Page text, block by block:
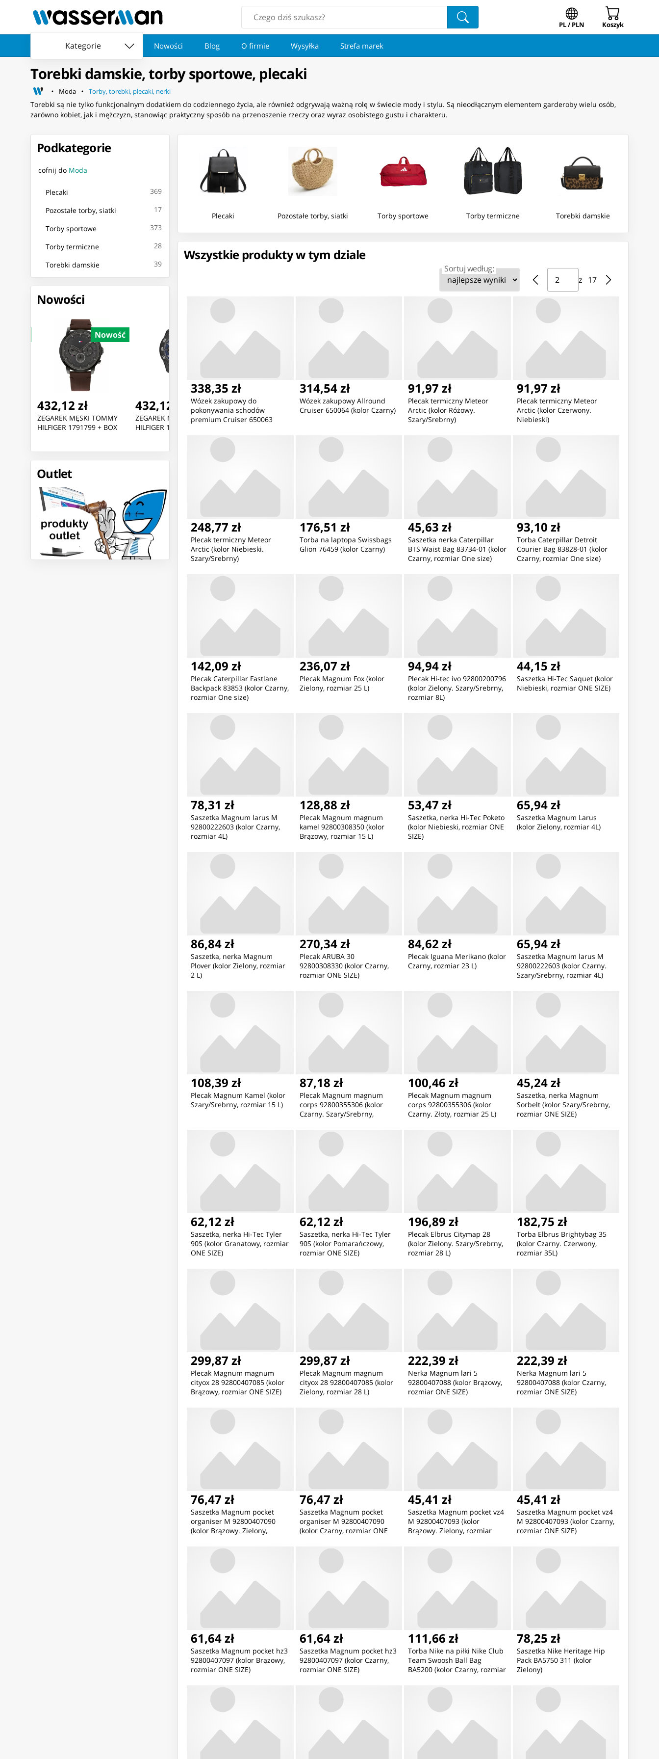
PL / PLN Koszyk
Kategorie Nowości Blog O firmie Wysyłka Strefa marek
Torebki damskie, torby sportowe, plecaki
Moda Torby, torebki, plecaki, nerki
Torebki są nie tylko funkcjonalnym dodatkiem do codziennego życia, ale również odgrywają ważną rolę w świecie mody i stylu. Są nieodłącznym elementem garderoby wielu osób,
zarówno kobiet, jak i mężczyzn, stanowiąc praktyczny sposób na przenoszenie rzeczy oraz wyraz osobistego gustu i charakteru.
Podkategorie
cofnij do Moda
Plecaki 369
Pozostałe torby, siatki 17
Torby sportowe 373
Torby termiczne 28
Torebki damskie 39
Nowości
Nowość
432,12 zł
ZEGAREK MĘSKI TOMMY
HILFIGER 1791799 + BOX
432,12 zł
ZEGAREK MĘSKI TOMMY
HILFIGER 1792183 (zf132a)
346,37 zł
ZEGAREK DAMSKI TOMMY
462,56 zł
ZEGAREK MĘSKI ARMANI
410,73 zł
ZEGAREK MĘSKI TOMMY
(zf077b)
Nowość
508,30 zł
ZEGAREK MĘSKI ARMANI
Outlet
Plecaki Pozostałe torby, siatki Torby sportowe Torby termiczne Torebki damskie
Wszystkie produkty w tym dziale
Sortuj według: Strona ⁨2⁩ z ⁨17⁩
z ⁨17⁩
Przejdź do strony
338,35 zł
Wózek zakupowy do
pokonywania schodów
premium Cruiser 650063
314,54 zł
Wózek zakupowy Allround
Cruiser 650064 (kolor Czarny)
91,97 zł
Plecak termiczny Meteor
Arctic (kolor Różowy.
Szary/Srebrny)
91,97 zł
Plecak termiczny Meteor
Arctic (kolor Czerwony.
Niebieski)
248,77 zł
Plecak termiczny Meteor
Arctic (kolor Niebieski.
Szary/Srebrny)
176,51 zł
Torba na laptopa Swissbags
Glion 76459 (kolor Czarny)
45,63 zł
Saszetka nerka Caterpillar
BTS Waist Bag 83734-01 (kolor
Czarny, rozmiar One size)
93,10 zł
Torba Caterpillar Detroit
Courier Bag 83828-01 (kolor
Czarny, rozmiar One size)
142,09 zł
Plecak Caterpillar Fastlane
Backpack 83853 (kolor Czarny,
rozmiar One size)
236,07 zł
Plecak Magnum Fox (kolor
Zielony, rozmiar 25 L)
94,94 zł
Plecak Hi-tec ivo 92800200796
(kolor Zielony. Szary/Srebrny,
rozmiar 8L)
44,15 zł
Saszetka Hi-Tec Saquet (kolor
Niebieski, rozmiar ONE SIZE)
78,31 zł
Saszetka Magnum larus M
92800222603 (kolor Czarny,
rozmiar 4L)
128,88 zł
Plecak Magnum magnum
kamel 92800308350 (kolor
Brązowy, rozmiar 15 L)
53,47 zł
Saszetka, nerka Hi-Tec Poketo
(kolor Niebieski, rozmiar ONE
SIZE)
65,94 zł
Saszetka Magnum Larus
(kolor Zielony, rozmiar 4L)
86,84 zł
Saszetka, nerka Magnum
Plover (kolor Zielony, rozmiar
2 L)
270,34 zł
Plecak ARUBA 30
92800308330 (kolor Czarny,
rozmiar ONE SIZE)
84,62 zł
Plecak Iguana Merikano (kolor
Czarny, rozmiar 23 L)
65,94 zł
Saszetka Magnum larus M
92800222603 (kolor Czarny.
Szary/Srebrny, rozmiar 4L)
108,39 zł
Plecak Magnum Kamel (kolor
Szary/Srebrny, rozmiar 15 L)
87,18 zł
Plecak Magnum magnum
corps 92800355306 (kolor
Czarny. Szary/Srebrny,
100,46 zł
Plecak Magnum magnum
corps 92800355306 (kolor
Czarny. Złoty, rozmiar 25 L)
45,24 zł
Saszetka, nerka Magnum
Sorbelt (kolor Szary/Srebrny,
rozmiar ONE SIZE)
62,12 zł
Saszetka, nerka Hi-Tec Tyler
90S (kolor Granatowy, rozmiar
ONE SIZE)
62,12 zł
Saszetka, nerka Hi-Tec Tyler
90S (kolor Pomarańczowy,
rozmiar ONE SIZE)
196,89 zł
Plecak Elbrus Citymap 28
(kolor Zielony. Szary/Srebrny,
rozmiar 28 L)
182,75 zł
Torba Elbrus Brightybag 35
(kolor Czarny. Czerwony,
rozmiar 35L)
299,87 zł
Plecak Magnum magnum
cityox 28 92800407085 (kolor
Brązowy, rozmiar ONE SIZE)
299,87 zł
Plecak Magnum magnum
cityox 28 92800407085 (kolor
Zielony, rozmiar 28 L)
222,39 zł
Nerka Magnum lari 5
92800407088 (kolor Brązowy,
rozmiar ONE SIZE)
222,39 zł
Nerka Magnum lari 5
92800407088 (kolor Czarny,
rozmiar ONE SIZE)
76,47 zł
Saszetka Magnum pocket
organiser M 92800407090
(kolor Brązowy. Zielony,
76,47 zł
Saszetka Magnum pocket
organiser M 92800407090
(kolor Czarny, rozmiar ONE
45,41 zł
Saszetka Magnum pocket vz4
M 92800407093 (kolor
Brązowy. Zielony, rozmiar
45,41 zł
Saszetka Magnum pocket vz4
M 92800407093 (kolor Czarny,
rozmiar ONE SIZE)
61,64 zł
Saszetka Magnum pocket hz3
92800407097 (kolor Brązowy,
rozmiar ONE SIZE)
61,64 zł
Saszetka Magnum pocket hz3
92800407097 (kolor Czarny,
rozmiar ONE SIZE)
111,66 zł
Torba Nike na piłki Nike Club
Team Swoosh Ball Bag
BA5200 (kolor Czarny, rozmiar
78,25 zł
Saszetka Nike Heritage Hip
Pack BA5750 311 (kolor
Zielony)